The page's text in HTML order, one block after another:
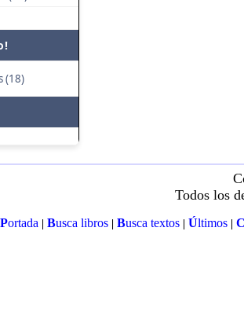
(18)
Todos los
Portada| Busca libros| Busca textos| Últimos|